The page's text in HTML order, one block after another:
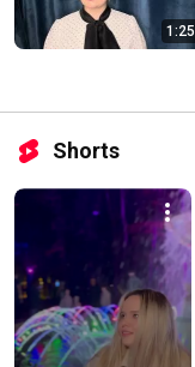
1:25
Shorts